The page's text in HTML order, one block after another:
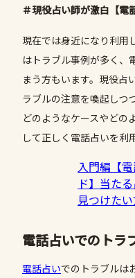
＃現役占い師が激白【電
現在では身近になり利用
はトラブル事例が多く、
まう方もいます。現役占
ラブルの注意を喚起しつ
どのようなケースやどの
して正しく電話占いを利
入門編【
ド】当た
見つけたい
電話占いでのトラ
電話占いでのトラブルは